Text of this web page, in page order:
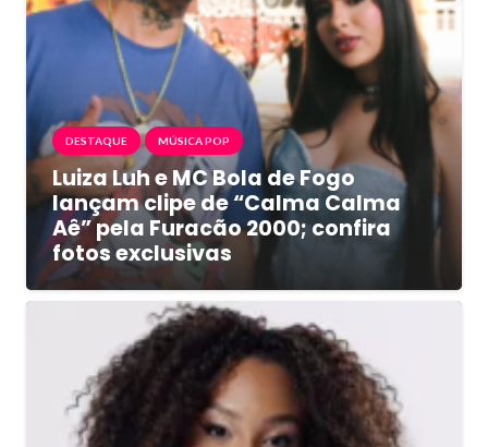
DESTAQUE MÚSICA POP
Luiza Luh e MC Bola de Fogo
lançam clipe de “Calma Calma
Aê” pela Furacão 2000; confira
fotos exclusivas